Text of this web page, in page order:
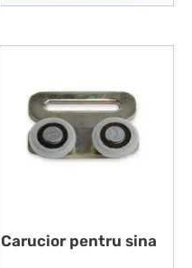
Carucior pentru sina